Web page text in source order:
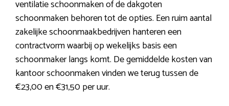
ventilatie schoonmaken of de dakgoten
schoonmaken behoren tot de opties. Een ruim aantal
zakelijke schoonmaakbedrijven hanteren een
contractvorm waarbij op wekelijks basis een
schoonmaker langs komt. De gemiddelde kosten van
kantoor schoonmaken vinden we terug tussen de
€23,00 en €31,50 per uur.